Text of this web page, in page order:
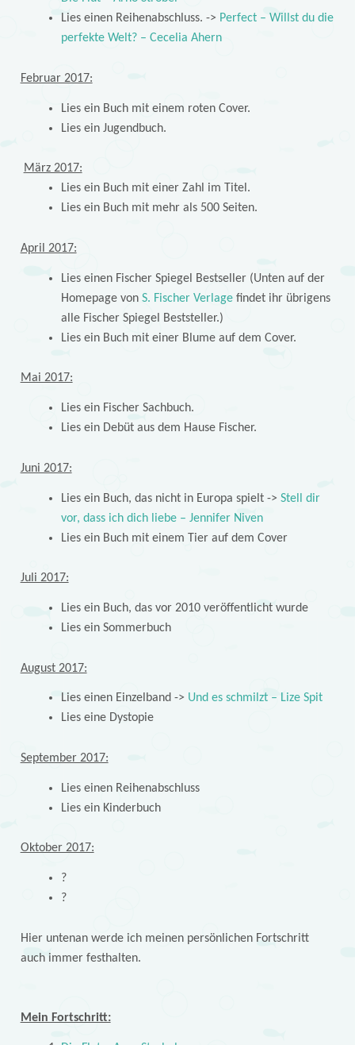
Lies einen Reihenabschluss. -> Perfect – Willst du die
perfekte Welt? – Cecelia Ahern
Februar 2017:
Lies ein Buch mit einem roten Cover.
Lies ein Jugendbuch.
März 2017:
Lies ein Buch mit einer Zahl im Titel.
Lies ein Buch mit mehr als 500 Seiten.
April 2017:
Lies einen Fischer Spiegel Bestseller (Unten auf der
Homepage von S. Fischer Verlagefindet ihr übrigens
alle Fischer Spiegel Beststeller.)
Lies ein Buch mit einer Blume auf dem Cover.
Mai 2017:
Lies ein Fischer Sachbuch.
Lies ein Debüt aus dem Hause Fischer.
Juni 2017:
Lies ein Buch, das nicht in Europa spielt -> Stell dir
vor, dass ich dich liebe – Jennifer Niven
Lies ein Buch mit einem Tier auf dem Cover
Juli 2017:
Lies ein Buch, das vor 2010 veröffentlicht wurde
Lies ein Sommerbuch
August 2017:
Lies einen Einzelband -> Und es schmilzt – Lize Spit
Lies eine Dystopie
September 2017:
Lies einen Reihenabschluss
Lies ein Kinderbuch
Oktober 2017:
?
?
Hier untenan werde ich meinen persönlichen Fortschritt
auch immer festhalten.
Mein Fortschritt: